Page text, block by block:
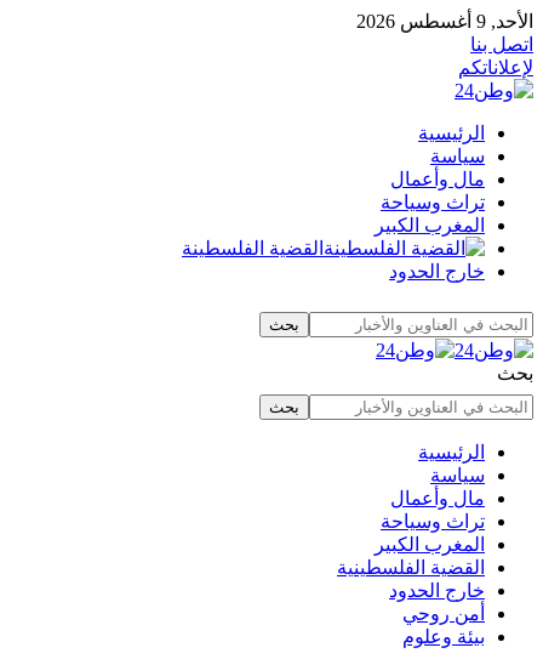
الأحد, 9 أغسطس 2026
اتصل بنا
لإعلاناتكم
الرئيسية
سياسة
مال وأعمال
تراث وسياحة
المغرب الكبير
القضية الفلسطينة
خارج الحدود
بحث
الرئيسية
سياسة
مال وأعمال
تراث وسياحة
المغرب الكبير
القضية الفلسطينية
خارج الحدود
أمن روحي
بيئة وعلوم